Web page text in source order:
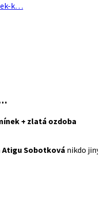
k…
+ zlatá ozdoba
Atigu Sobotková nikdo